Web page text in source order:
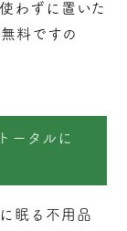
わずに置いた
料ですの
ータルに
眠る不用品